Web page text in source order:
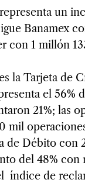
un
Banamex
con 1 millón
la Tarjeta de
el 56%
21%; las
mil
de Débito con
del 48%
índice de